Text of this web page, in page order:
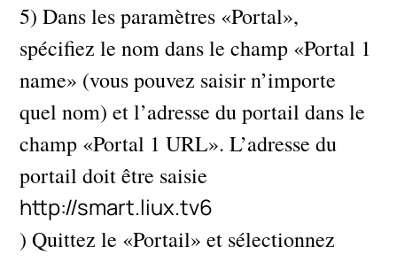
5) Dans les paramètres «Portal»,
spécifiez le nom dans le champ «Portal 1
name» (vous pouvez saisir n’importe
quel nom) et l’adresse du portail dans le
champ «Portal 1 URL». L’adresse du
portail doit être saisie
http://smart.liux.tv6
) Quittez le «Portail» et sélectionnez